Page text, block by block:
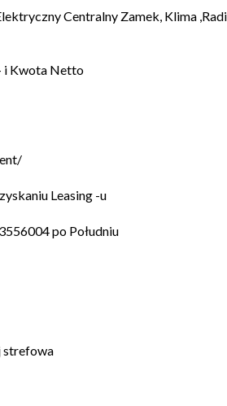
Centralny Zamek, Klima
i Kwota Netto
Leasing -u
po Południu
strefowa